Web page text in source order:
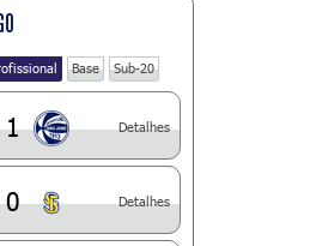
Base Sub-20
1 Detalhes
0 Detalhes